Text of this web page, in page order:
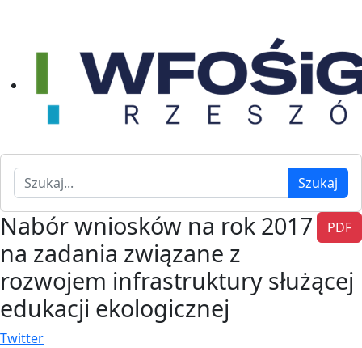
Szukaj Szukaj
PDF
Nabór wniosków na rok 2017
na zadania związane z
rozwojem infrastruktury służącej
edukacji ekologicznej
Twitter